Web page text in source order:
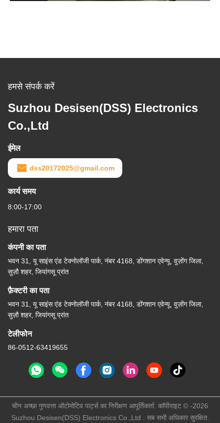
हमसे संपर्क करें
Suzhou Desisen(DSS) Electronics
Co.,Ltd
ईमेल
dss20172025@gmail.com
कार्य समय
8:00-17:00
हमारा पता
कंपनी का पता
भवन 31, यू साइंस एंड टेक्नोलॉजी पार्क, नंबर 4168, डोंगशान एवेन्यू, वुज़ोंग जिला,
सुज़ौ शहर, जियांगसू प्रांत
फ़ैक्टरी का पता
भवन 31, यू साइंस एंड टेक्नोलॉजी पार्क, नंबर 4168, डोंगशान एवेन्यू, वुज़ोंग जिला,
सुज़ौ शहर, जियांगसू प्रांत
टेलीफोन
86-0512-63419655
चीन अच्छा गुणवत्ता ऑटोमोटिव पार्ट्स का निरीक्षण आपूर्तिकर्ता. कॉपीराइट © -2026
Suzhou Desisen(DSS) Electronics Co.,Ltd . सब सभी अधिकार सुरक्षित.